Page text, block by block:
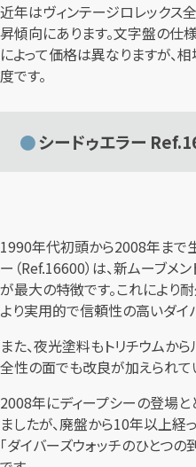
近年はヴィンテージロレックス
昇傾向にあります。文字盤の仕
によって価格は異なりますが、
度です。
シードゥエラー
1990年代初頭から2008年まで
ー（Ref.16600）は、新ムーブメ
が最大の特徴です。これにより
より実用的で信頼性の高いダイ
また、夜光塗料もトリチウムか
全性の面でも改良が加えられて
2008年にディープシーの登場
ましたが、廃盤から10年以上経
「ダイバーズウォッチのひとつ